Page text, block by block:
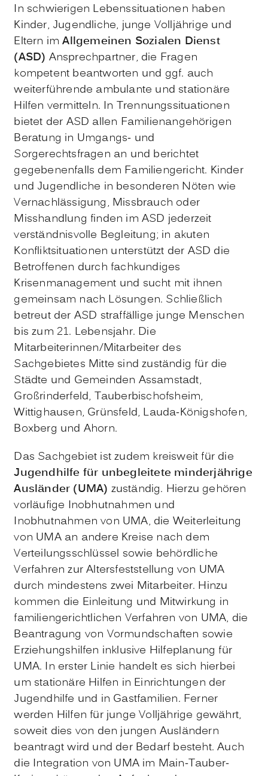
In schwierigen Lebenssituationen haben
Kinder, Jugendliche, junge Volljährige und
Eltern imAllgemeinen Sozialen Dienst
(ASD) Ansprechpartner, die Fragen
kompetent beantworten und ggf. auch
weiterführende ambulante und stationäre
Hilfen vermitteln. In Trennungssituationen
bietet der ASD allen Familienangehörigen
Beratung in Umgangs- und
Sorgerechtsfragen an und berichtet
gegebenenfalls dem Familiengericht. Kinder
und Jugendliche in besonderen Nöten wie
Vernachlässigung, Missbrauch oder
Misshandlung finden im ASD jederzeit
verständnisvolle Begleitung; in akuten
Konfliktsituationen unterstützt der ASD die
Betroffenen durch fachkundiges
Krisenmanagement und sucht mit ihnen
gemeinsam nach Lösungen. Schließlich
betreut der ASD straffällige junge Menschen
bis zum 21. Lebensjahr. Die
Mitarbeiterinnen/Mitarbeiter des
Sachgebietes Mitte sind zuständig für die
Städte und Gemeinden Assamstadt,
Großrinderfeld, Tauberbischofsheim,
Wittighausen, Grünsfeld, Lauda-Königshofen,
Boxberg und Ahorn.
Das Sachgebiet ist zudem kreisweit für die
Jugendhilfe für unbegleitete minderjährige
Ausländer (UMA) zuständig. Hierzu gehören
vorläufige Inobhutnahmen und
Inobhutnahmen von UMA, die Weiterleitung
von UMA an andere Kreise nach dem
Verteilungsschlüssel sowie behördliche
Verfahren zur Altersfeststellung von UMA
durch mindestens zwei Mitarbeiter. Hinzu
kommen die Einleitung und Mitwirkung in
familiengerichtlichen Verfahren von UMA, die
Beantragung von Vormundschaften sowie
Erziehungshilfen inklusive Hilfeplanung für
UMA. In erster Linie handelt es sich hierbei
um stationäre Hilfen in Einrichtungen der
Jugendhilfe und in Gastfamilien. Ferner
werden Hilfen für junge Volljährige gewährt,
soweit dies von den jungen Ausländern
beantragt wird und der Bedarf besteht. Auch
die Integration von UMA im Main-Tauber-